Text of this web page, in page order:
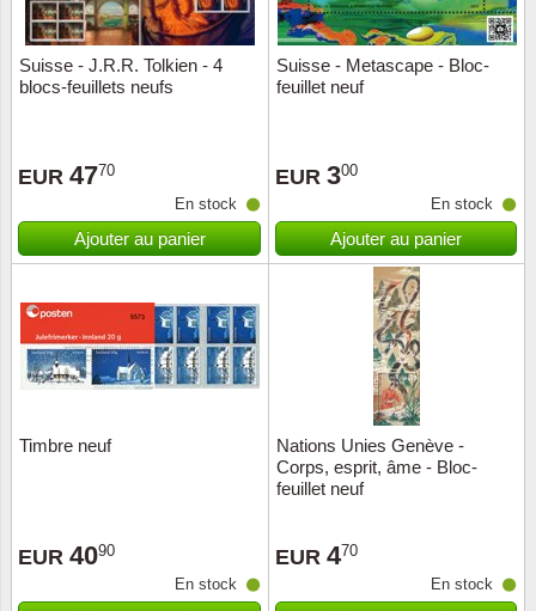
Suisse - J.R.R. Tolkien - 4
blocs-feuillets neufs
EUR 4770
En stock
Ajouter au panier
Suisse - Metascape - Bloc-
feuillet neuf
EUR 300
En stock
Ajouter au panier
Timbre neuf
EUR 4090
En stock
Nations Unies Genève -
Corps, esprit, âme - Bloc-
feuillet neuf
EUR 470
En stock